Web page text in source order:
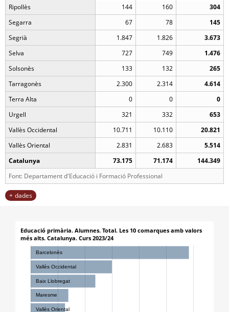
Ripollès
144 160
304
Segarra
67 78
145
Segrià
1.847 1.826
3.673
Selva
727 749
1.476
Solsonès
133 132
265
Tarragonès
2.300 2.314
4.614
Terra Alta
0 0
0
Urgell
321 332
653
Vallès Occidental
10.711 10.110
20.821
Vallès Oriental
2.831 2.683
5.514
Catalunya
73.175 71.174
144.349
Font: Departament d'Educació i Formació Professional
dades